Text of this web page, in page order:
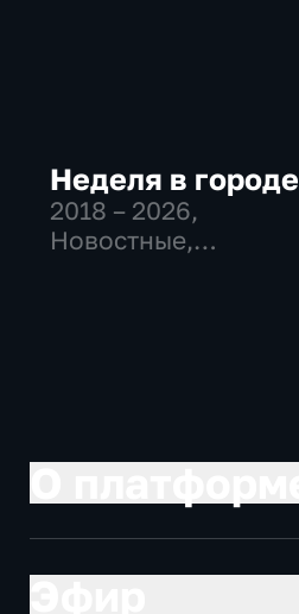
Неделя в городе
2018 – 2026,
Новостные,